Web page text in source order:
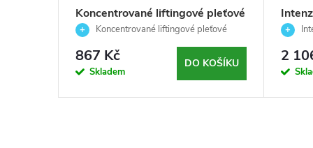
Koncentrované liftingové pleťové
sérum v ampulích - Options-
Germaine de Capuccini - 5x1 ml
Koncentrované liftingové pleťové
867 Kč
Skladem
DO KOŠÍKU 2